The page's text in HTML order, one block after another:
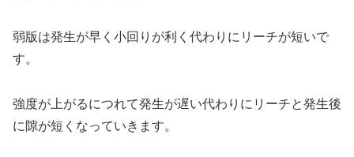
弱版は発生が早く小回りが利く代わりにリーチが短いで
す。
強度が上がるにつれて発生が遅い代わりにリーチと発生後
に隙が短くなっていきます。